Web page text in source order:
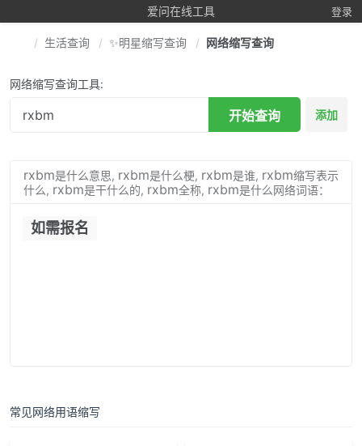
爱问在线工具 登录
生活查询 ✨明星缩写查询 网络缩写查询
网络缩写查询工具:
开始查询 添加
rxbm是什么意思, rxbm是什么梗, rxbm是谁, rxbm缩写表示
什么, rxbm是干什么的, rxbm全称, rxbm是什么网络词语：
如需报名
常见网络用语缩写